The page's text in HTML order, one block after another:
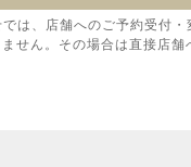
は、店舗へのご予約受付・
せん。その場合は直接店舗